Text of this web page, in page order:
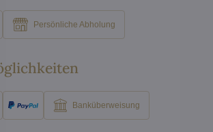
Persönliche Abholung
Banküberweisung